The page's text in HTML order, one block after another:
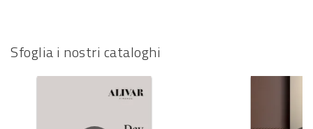
Sfoglia i nostri cataloghi